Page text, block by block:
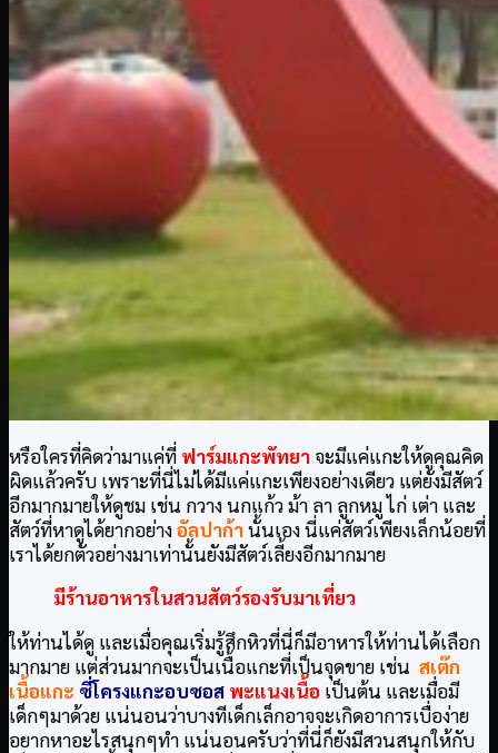
หรือใครที่คิดว่ามาแค่ที่ ฟาร์มแกะพัทยา จะมีแค่แกะให้ดูคุณคิด
ผิดแล้วครับ เพราะที่นี่ไม่ได้มีแค่แกะเพียงอย่างเดียว แต่ยังมีสัตว์
อีกมากมายให้ดูชม เช่น กวาง นกแก้ว ม้า ลา ลูกหมู ไก่ เต่า และ
สัตว์ที่หาดูได้ยากอย่างอัลปาก้านั้นเอง นี่แค่สัตว์เพียงเล็กน้อยที่
เราได้ยกตัวอย่างมาเท่านั้นยังมีสัตว์เลี้ยงอีกมากมาย
มีร้านอาหารในสวนสัตว์รองรับมาเที่ยว
ให้ท่านได้ดู และเมื่อคุณเริ่มรู้สึกหิวที่นี่ก็มีอาหารให้ท่านได้เลือก
มากมาย แต่ส่วนมากจะเป็นเนื้อแกะที่เป็นจุดขาย เช่น สเต๊ก
เนื้อแกะ ซี่โครงแกะอบซอส พะแนงเนื้อ เป็นต้น และเมื่อมี
เด็กๆมาด้วย แน่นอนว่าบางทีเด็กเล็กอาจจะเกิดอาการเบื่อง่าย
อยากหาอะไรสนุกๆทำ แน่นอนครับว่าที่นี่ก็ยังมีสวนสนุกให้กับ